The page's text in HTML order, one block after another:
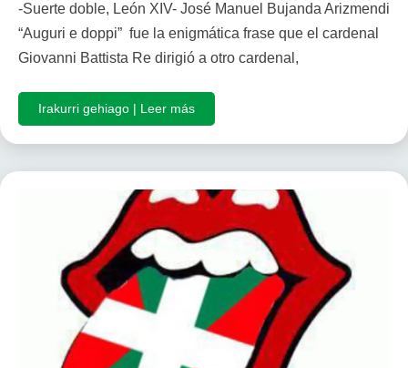
-Suerte doble, León XIV- José Manuel Bujanda Arizmendi
“Auguri e doppi” fue la enigmática frase que el cardenal
Giovanni Battista Re dirigió a otro cardenal,
Irakurri gehiago | Leer más